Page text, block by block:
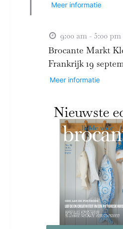
Meer informatie
9:00 am - 5:00 pm
Brocante Markt
Frankrijk 19
Meer informatie
Nieuwste